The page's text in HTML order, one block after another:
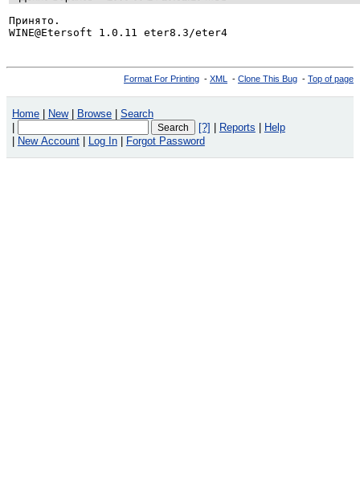
Принято.
WINE@Etersoft 1.0.11 eter8.3/eter4
Format For Printing - XML - Clone This Bug - Top of page
Home New Browse
Search
[?] Reports
Help
New Account Log In Forgot Password